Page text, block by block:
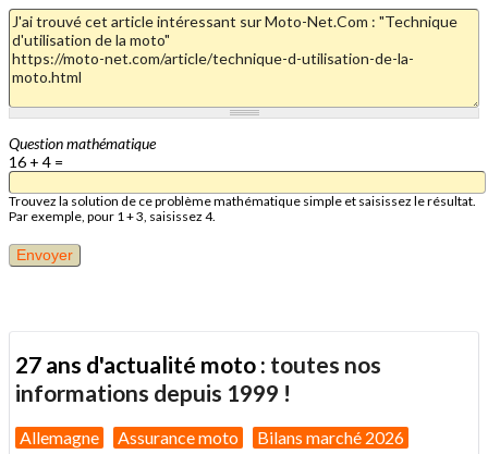
Question mathématique
16 + 4 =
Trouvez la solution de ce problème mathématique simple et saisissez le résultat.
Par exemple, pour 1 + 3, saisissez 4.
27 ans d'actualité moto : toutes nos
informations depuis 1999 !
Allemagne Assurance moto Bilans marché 2026